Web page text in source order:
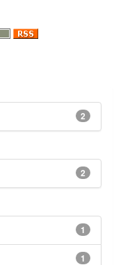
2
2
1
1